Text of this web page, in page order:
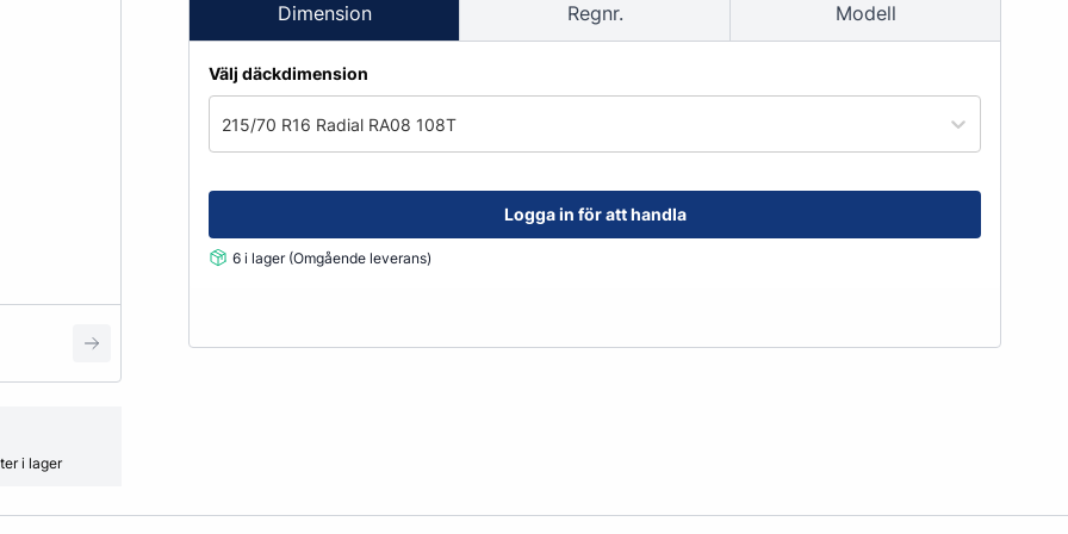
Grönyte & Smådäck
order@kransensgummi.se
Till kundservice
Kåpor
Mutterpåsar
Spacer
Ventiler
Vikter
Smörjmedel, Kemikalier & Vätskor
Alkylatbensin
Skyddsutrustning
i lager
Dimension Regnr. Modell
Välj däckdimension
215/70 R16 Radial RA08 108T
Logga in för att handla
6 i lager (Omgående leverans)